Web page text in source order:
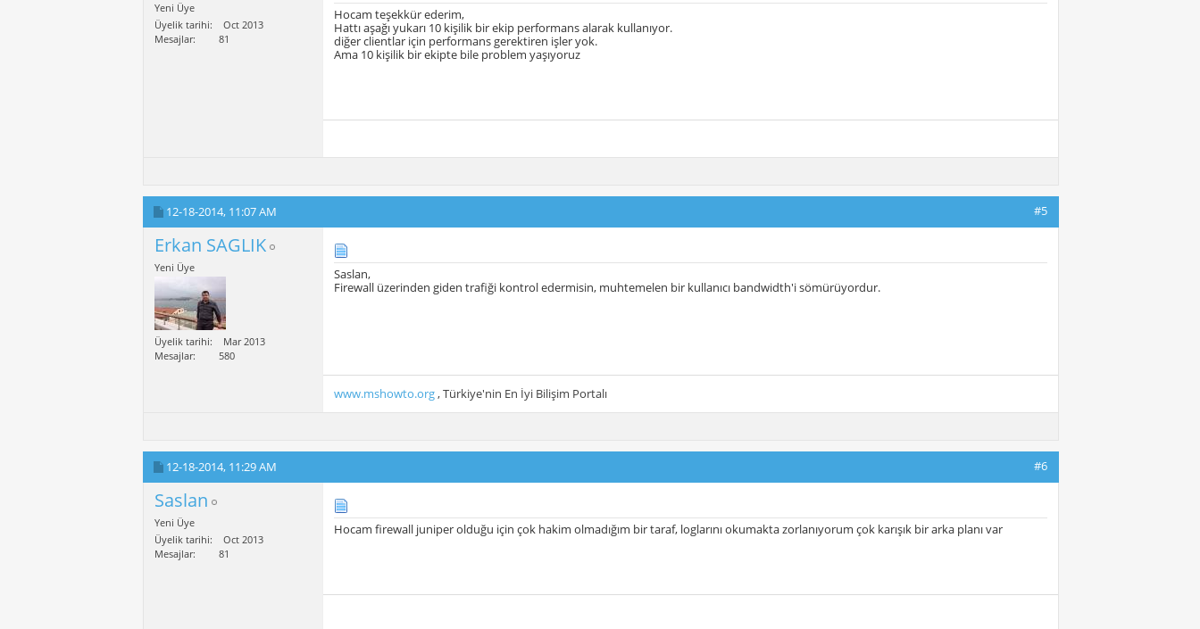
Yeni Üye
Üyelik tarihi
Oct 2013
Mesajlar
81
Hocam teşekkür ederim,
Hattı aşağı yukarı 10 kişilik bir ekip performans alarak kullanıyor.
diğer clientlar için performans gerektiren işler yok.
Ama 10 kişilik bir ekipte bile problem yaşıyoruz
12-18-2014, 11:07 AM #5
Erkan SAGLIK
Yeni Üye
Üyelik tarihi
Mar 2013
Mesajlar
580
Saslan,
Firewall üzerinden giden trafiği kontrol edermisin, muhtemelen bir kullanıcı bandwidth'i sömürüyordur.
www.mshowto.org, Türkiye'nin En İyi Bilişim Portalı
12-18-2014, 11:29 AM #6
Saslan
Yeni Üye
Üyelik tarihi
Oct 2013
Mesajlar
81
Hocam firewall juniper olduğu için çok hakim olmadığım bir taraf, loglarını okumakta zorlanıyorum çok karışık bir arka planı var